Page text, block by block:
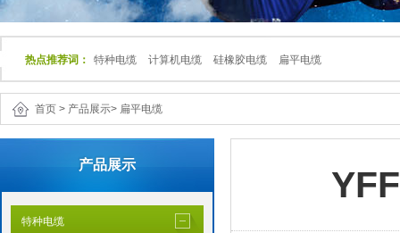
热点推荐词： 特种电缆 计算机电缆 硅橡胶电缆 扁平电缆
首页 > 产品展示> 扁平电缆
产品展示
特种电缆